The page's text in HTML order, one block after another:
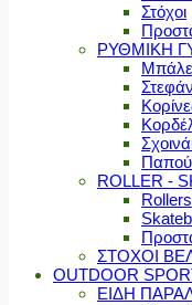
Στόχοι
ΡΥΘΜΙΚΗ
ROLLER -
Rollers
ΣΤΟΧΟΙ
OUTDOOR
ΕΙΔΗ